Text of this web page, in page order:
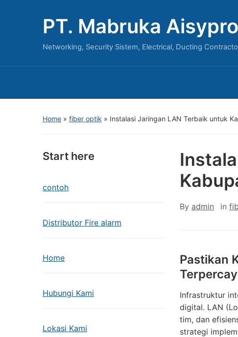
PT. Mabruka
Networking, Security Sistem, Electrical, Ducting
Home » fiber optik » Instalasi Jaringan LAN Terbaik untuk
Start here
contoh
Distributor Fire alarm
Home
Hubungi Kami
Lokasi Kami
By admin in
Pastikan
Infrastruktur
digital. LAN
tim, dan
strategi